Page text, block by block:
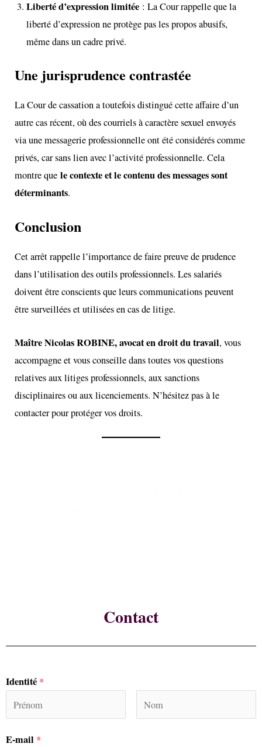
Liberté d’expression limitée : La Cour rappelle que la
liberté d’expression ne protège pas les propos abusifs,
même dans un cadre privé.
Une jurisprudence contrastée
La Cour de cassation a toutefois distingué cette affaire d’un
autre cas récent, où des courriels à caractère sexuel envoyés
via une messagerie professionnelle ont été considérés comme
privés, car sans lien avec l’activité professionnelle. Cela
montre quele contexte et le contenu des messages sont
déterminants.
Conclusion
Cet arrêt rappelle l’importance de faire preuve de prudence
dans l’utilisation des outils professionnels. Les salariés
doivent être conscients que leurs communications peuvent
être surveillées et utilisées en cas de litige.
Maître Nicolas ROBINE, avocat en droit du travail, vous
accompagne et vous conseille dans toutes vos questions
relatives aux litiges professionnels, aux sanctions
disciplinaires ou aux licenciements. N’hésitez pas à le
contacter pour protéger vos droits.
Contact
Identité *
E-mail *